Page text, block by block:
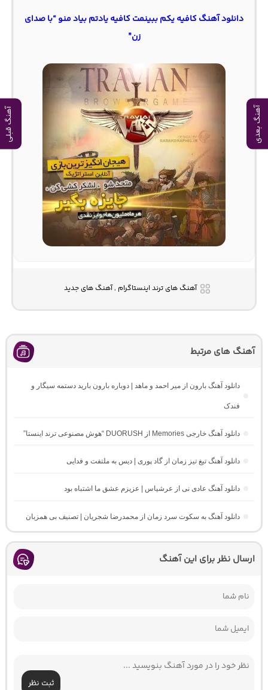
آهنگ بعدی آهنگ قبلی
دانلود آهنگ کافیه یکم ببینمت کافیه یادتم بیاد منو “با صدای
زن”
آهنگ های ترند اینستاگرام , آهنگ های جدید
آهنگ های مرتبط
دانلود آهنگ بارون از میر احمد و ماهد | دوباره بارون بارید دستمه سیگار و
فندک
دانلود آهنگ خارجی Memories از DUORUSH “هوش مصنوعی ترند اینستا”
دانلود آهنگ تیغ تیز زمان از گاد پوری | دیس به ملتفت و فدایی
دانلود آهنگ عادی نی از عرشیاس | عزیزم عشق ما اشتباه بود
دانلود آهنگ به سکوت سرد زمان از محمدرضا شجریان | تصنیف بی همزبان
ارسال نظر برای این آهنگ
ثبت نظر